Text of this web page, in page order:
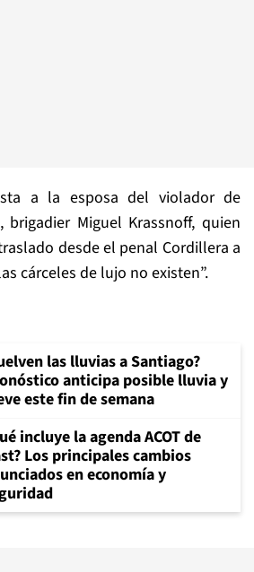
a la esposa del violador de
brigadier Miguel Krassnoff, quien
desde el penal Cordillera a
cárceles de lujo no existen”.
las lluvias a Santiago?
anticipa posible lluvia y
este fin de semana
incluye la agenda ACOT de
Los principales cambios
en economía y